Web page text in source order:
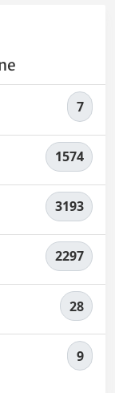
7
1574
3193
2297
28
9